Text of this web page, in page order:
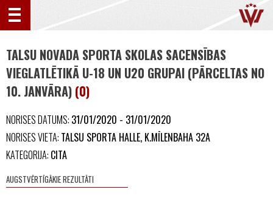
TALSU NOVADA SPORTA SKOLAS SACENSĪBAS
VIEGLATLĒTIKĀ U-18 UN U20 GRUPAI (PĀRCELTAS NO
10. JANVĀRA) (0)
NORISES DATUMS: 31/01/2020 - 31/01/2020
NORISES VIETA: TALSU SPORTA HALLE, K.MĪLENBAHA 32A
KATEGORIJA: CITA
AUGSTVĒRTĪGĀKIE REZULTĀTI